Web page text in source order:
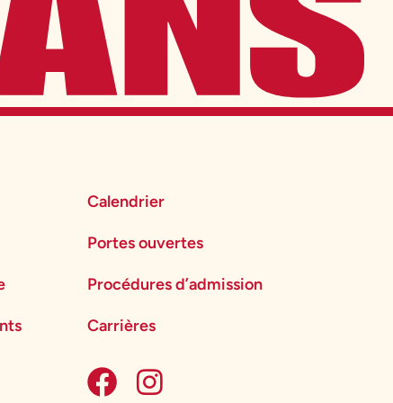
Calendrier
Portes ouvertes
Procédures d’admission
Carrières